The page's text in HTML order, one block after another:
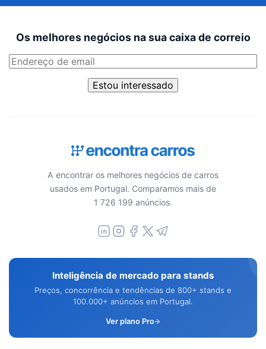
Os melhores negócios na sua caixa de correio
Estou interessado
A encontrar os melhores negócios de carros
usados em Portugal. Comparamos mais de
1 726 199 anúncios.
Inteligência de mercado para stands
Preços, concorrência e tendências de 800+ stands e
100.000+ anúncios em Portugal.
Ver plano Pro